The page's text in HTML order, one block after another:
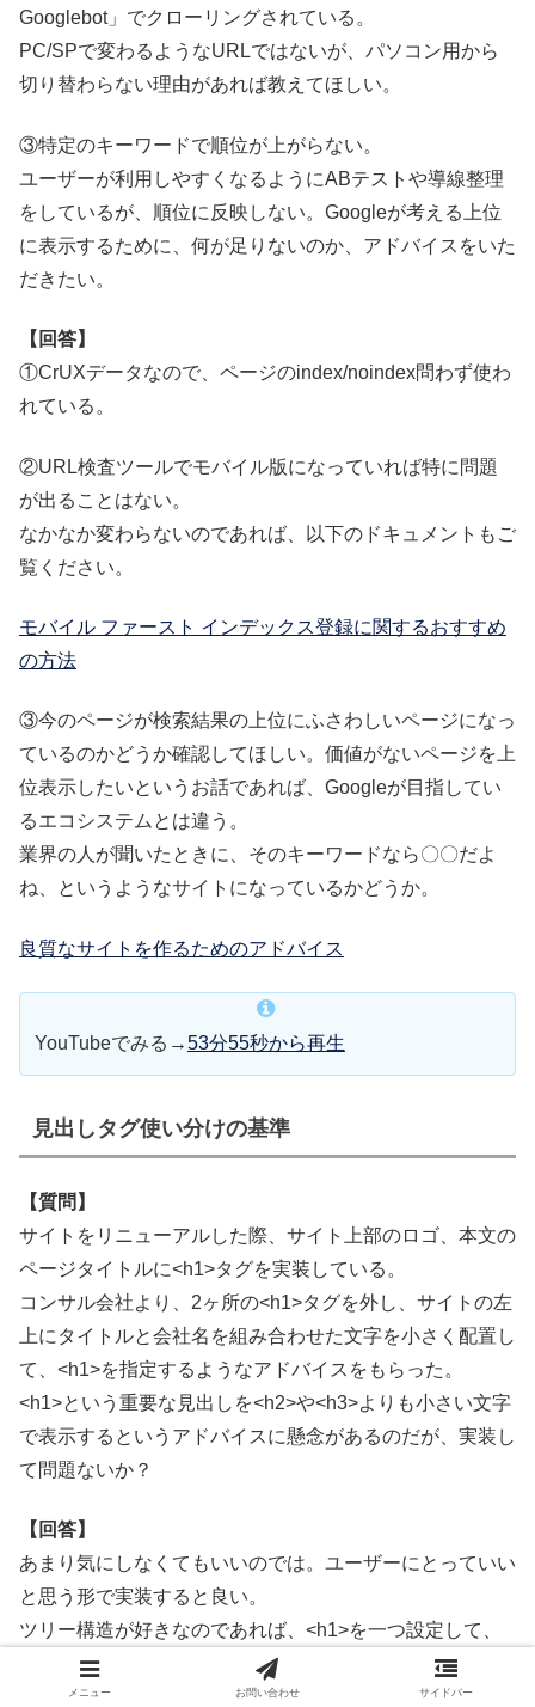
Googlebot」でクローリングされている。
PC/SPで変わるようなURLではないが、パソコン用から
切り替わらない理由があれば教えてほしい。
③特定のキーワードで順位が上がらない。
ユーザーが利用しやすくなるようにABテストや導線整理
をしているが、順位に反映しない。Googleが考える上位
に表示するために、何が足りないのか、アドバイスをいた
だきたい。
【回答】
①CrUXデータなので、ページのindex/noindex問わず使わ
れている。
②URL検査ツールでモバイル版になっていれば特に問題
が出ることはない。
なかなか変わらないのであれば、以下のドキュメントもご
覧ください。
モバイル ファースト インデックス登録に関するおすすめ
の方法
③今のページが検索結果の上位にふさわしいページになっ
ているのかどうか確認してほしい。価値がないページを上
位表示したいというお話であれば、Googleが目指してい
るエコシステムとは違う。
業界の人が聞いたときに、そのキーワードなら〇〇だよ
ね、というようなサイトになっているかどうか。
良質なサイトを作るためのアドバイス
YouTubeでみる→53分55秒から再生
見出しタグ使い分けの基準
【質問】
サイトをリニューアルした際、サイト上部のロゴ、本文の
ページタイトルに<h1>タグを実装している。
コンサル会社より、2ヶ所の<h1>タグを外し、サイトの左
上にタイトルと会社名を組み合わせた文字を小さく配置し
て、<h1>を指定するようなアドバイスをもらった。
<h1>という重要な見出しを<h2>や<h3>よりも小さい文字
で表示するというアドバイスに懸念があるのだが、実装し
て問題ないか？
【回答】
あまり気にしなくてもいいのでは。ユーザーにとっていい
と思う形で実装すると良い。
ツリー構造が好きなのであれば、<h1>を一つ設定して、
その下に<h2>などを設置していくのも良い。
メニュー お問い合わせ サイドバー